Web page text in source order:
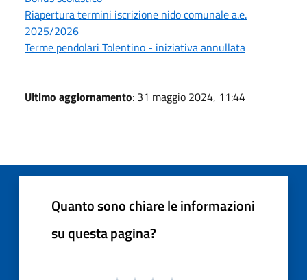
Riapertura termini iscrizione nido comunale a.e.
2025/2026
Terme pendolari Tolentino - iniziativa annullata
Ultimo aggiornamento: 31 maggio 2024, 11:44
Quanto sono chiare le informazioni
su questa pagina?